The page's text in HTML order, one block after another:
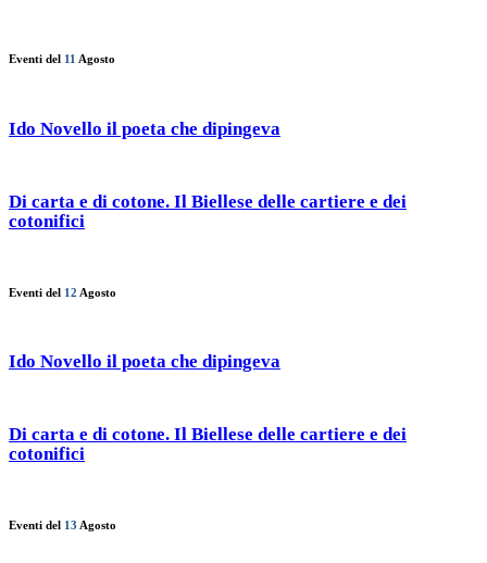
Eventi del 11 Agosto
Ido Novello il poeta che dipingeva
Di carta e di cotone. Il Biellese delle cartiere e dei
cotonifici
Eventi del 12 Agosto
Ido Novello il poeta che dipingeva
Di carta e di cotone. Il Biellese delle cartiere e dei
cotonifici
Eventi del 13 Agosto